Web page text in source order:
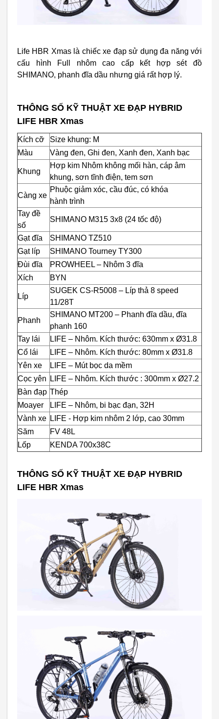
Life HBR Xmas là chiếc xe đạp sử dụng đa năng với
cấu hình Full nhôm cao cấp kết hợp sét đồ
SHIMANO, phanh đĩa dầu nhưng giá rất hợp lý.
THÔNG SỐ KỸ THUẬT XE ĐẠP HYBRID
LIFE HBR Xmas
Kích cỡ
Size khung: M
Màu
Vàng đen, Ghi đen, Xanh đen, Xanh bạc
Khung
Hợp kim Nhôm không mối hàn, cáp âm
khung, sơn tĩnh điện, tem sơn
Càng xe
Phuộc giảm xóc, cầu đúc, có khóa
hành trình
Tay đề
số
SHIMANO M315 3x8 (24 tốc độ)
Gạt đĩa
SHIMANO TZ510
Gạt líp
SHIMANO Tourney TY300
Đùi đĩa
PROWHEEL – Nhôm 3 đĩa
Xích
BYN
Líp
SUGEK CS-R5008 – Líp thả 8 speed
11/28T
Phanh
SHIMANO MT200 – Phanh đĩa dầu, đĩa
phanh 160
Tay lái
LIFE – Nhôm. Kích thước: 630mm x Ø31.8
Cổ lái
LIFE – Nhôm. Kích thước: 80mm x Ø31.8
Yên xe
LIFE – Mút bọc da mềm
Cọc yên
LIFE – Nhôm. Kích thước : 300mm x Ø27.2
Bàn đạp Thép
Moayer
LIFE – Nhôm, bi bạc đạn, 32H
Vành xe LIFE - Hợp kim nhôm 2 lớp, cao 30mm
Săm
FV 48L
Lốp
KENDA 700x38C
THÔNG SỐ KỸ THUẬT XE ĐẠP HYBRID
LIFE HBR Xmas